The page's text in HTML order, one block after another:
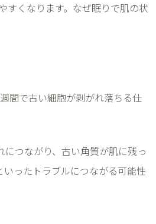
すくなります。なぜ眠りで肌の状
週間で古い細胞が剥がれ落ちる仕
つながり、古い角質が肌に残っ
ったトラブルにつながる可能性